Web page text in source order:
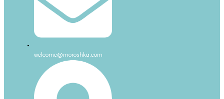
welcome@moroshka.com